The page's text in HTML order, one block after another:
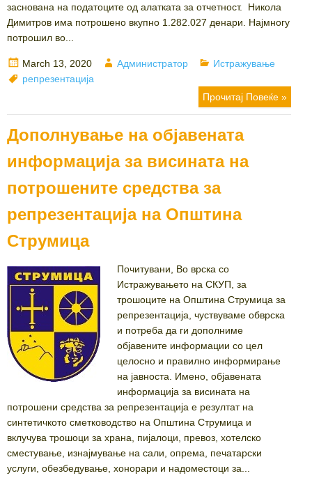
заснована на податоците од алатката за отчетност. Никола
Димитров има потрошено вкупно 1.282.027 денари. Најмногу
потрошил во...
Posted
on
March 13, 2020 Author
Администратор Categories
Истражување
Tags
репрезентација
Прочитај Повеќе »
Дополнување на објавената
информација за висината на
потрошените средства за
репрезентација на Општина
Струмица
Почитувани, Во врска со
Истражувањето на СКУП, за
трошоците на Општина Струмица за
репрезентација, чуствуваме обврска
и потреба да ги дополниме
објавените информации со цел
целосно и правилно информирање
на јавноста. Имено, oбјавената
информација за висината на
потрошени средства за репрезентација е резултат на
синтетичкото сметководство на Општина Струмица и
вклучува трошоци за храна, пијалоци, превоз, хотелско
сместување, изнајмување на сали, опрема, печатарски
услуги, обезбедување, хонорари и надоместоци за...